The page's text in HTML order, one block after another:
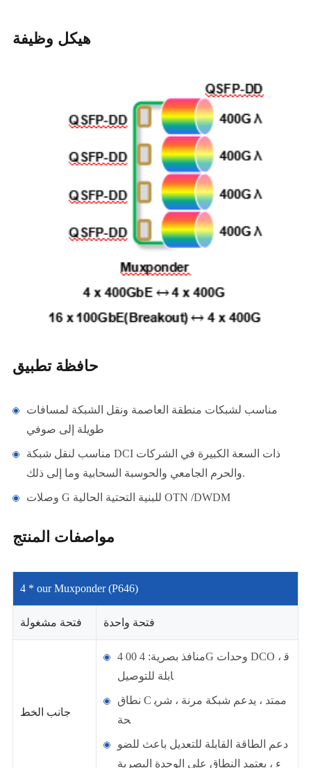
هيكل وظيفة
حافظة تطبيق
مناسب لشبكات منطقة العاصمة ونقل الشبكة لمسافات
طويلة إلى صوفي
مناسب لنقل شبكة DCI ذات السعة الكبيرة في الشركات
والحرم الجامعي والحوسبة السحابية وما إلى ذلك.
وصلات G للبنية التحتية الحالية OTN /DWDM
مواصفات المنتج
4 * our Muxponder (P646)
فتحة مشغولة فتحة واحدة
جانب الخط
4 منافذ بصرية: 4 00G وحدات DCO ، ق
ابلة للتوصيل
نطاق C ممتد ، يدعم شبكة مرنة ، شري
حة
دعم الطاقة القابلة للتعديل باعث للضو
ء ، يعتمد النطاق على الوحدة البصرية